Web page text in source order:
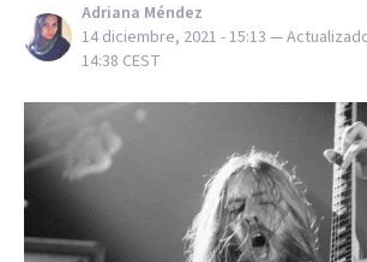
Adriana Méndez
14 diciembre, 2021 - 15:13 —
14:38 CEST